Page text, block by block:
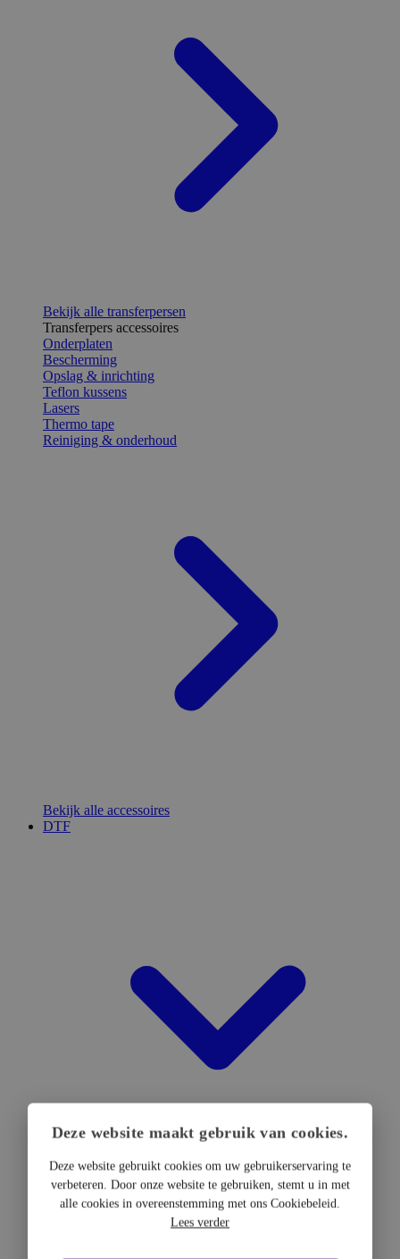
Bekijk alle transferpersen
Transferpers accessoires
Onderplaten
Bescherming
Opslag & inrichting
Teflon kussens
Lasers
Thermo tape
Reiniging & onderhoud
Bekijk alle accessoires
DTF
DTF Hardware
DTF Printers
Deze website maakt gebruik van cookies.
Deze website gebruikt cookies om uw gebruikerservaring te
verbeteren. Door onze website te gebruiken, stemt u in met
alle cookies in overeenstemming met ons Cookiebeleid.
Lees verder